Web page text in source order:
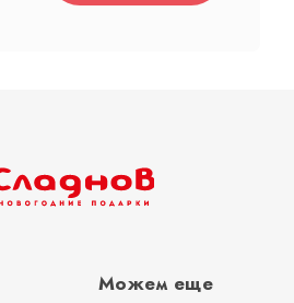
Можем еще